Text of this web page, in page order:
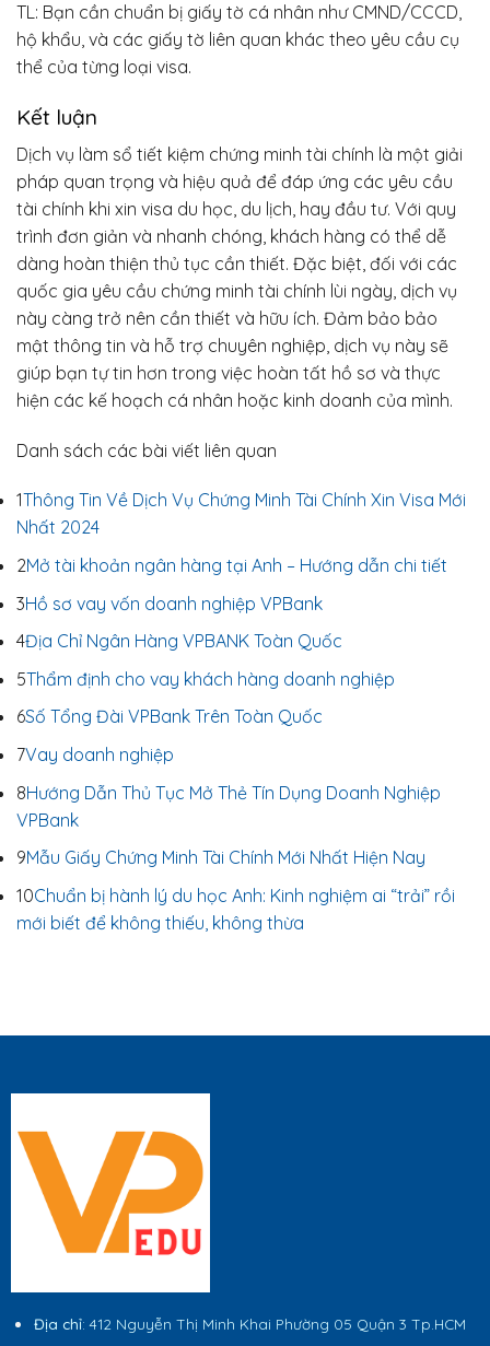
TL: Bạn cần chuẩn bị giấy tờ cá nhân như CMND/CCCD,
hộ khẩu, và các giấy tờ liên quan khác theo yêu cầu cụ
thể của từng loại visa.
Kết luận
Dịch vụ làm sổ tiết kiệm chứng minh tài chính là một giải
pháp quan trọng và hiệu quả để đáp ứng các yêu cầu
tài chính khi xin visa du học, du lịch, hay đầu tư. Với quy
trình đơn giản và nhanh chóng, khách hàng có thể dễ
dàng hoàn thiện thủ tục cần thiết. Đặc biệt, đối với các
quốc gia yêu cầu chứng minh tài chính lùi ngày, dịch vụ
này càng trở nên cần thiết và hữu ích. Đảm bảo bảo
mật thông tin và hỗ trợ chuyên nghiệp, dịch vụ này sẽ
giúp bạn tự tin hơn trong việc hoàn tất hồ sơ và thực
hiện các kế hoạch cá nhân hoặc kinh doanh của mình.
Danh sách các bài viết liên quan
1Thông Tin Về Dịch Vụ Chứng Minh Tài Chính Xin Visa Mới
Nhất 2024
2Mở tài khoản ngân hàng tại Anh – Hướng dẫn chi tiết
3Hồ sơ vay vốn doanh nghiệp VPBank
4Địa Chỉ Ngân Hàng VPBANK Toàn Quốc
5Thẩm định cho vay khách hàng doanh nghiệp
6Số Tổng Đài VPBank Trên Toàn Quốc
7Vay doanh nghiệp
8Hướng Dẫn Thủ Tục Mở Thẻ Tín Dụng Doanh Nghiệp
VPBank
9Mẫu Giấy Chứng Minh Tài Chính Mới Nhất Hiện Nay
10Chuẩn bị hành lý du học Anh: Kinh nghiệm ai “trải” rồi
mới biết để không thiếu, không thừa
Địa chỉ: 412 Nguyễn Thị Minh Khai Phường 05 Quận 3 Tp.HCM